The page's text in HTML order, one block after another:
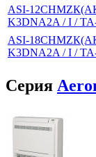
ASI-
K3DNA2A / I /
ASI-
K3DNA2A / I /
Серия